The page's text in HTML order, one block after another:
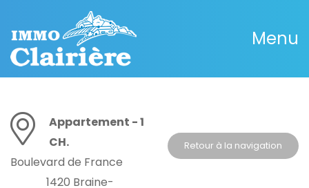
Menu
Appartement - 1
CH.
Boulevard de France
1420 Braine-
Retour à la navigation